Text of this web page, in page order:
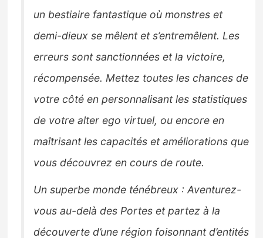
un bestiaire fantastique où monstres et
demi-dieux se mêlent et s’entremêlent. Les
erreurs sont sanctionnées et la victoire,
récompensée. Mettez toutes les chances de
votre côté en personnalisant les statistiques
de votre alter ego virtuel, ou encore en
maîtrisant les capacités et améliorations que
vous découvrez en cours de route.
Un superbe monde ténébreux : Aventurez-
vous au-delà des Portes et partez à la
découverte d’une région foisonnant d’entités